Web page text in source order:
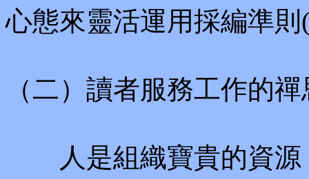
心態來靈活運用採編準則
（二）讀者服務工作的禪
人是組織寶貴的資源